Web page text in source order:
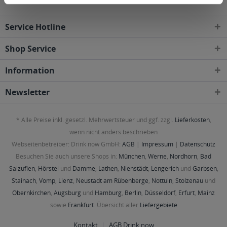
Service Hotline
Shop Service
Information
Newsletter
* Alle Preise inkl. gesetzl. Mehrwertsteuer und ggf. zzgl. Lieferkosten,
wenn nicht anders beschrieben
Webseitenbetreiber: Drink now GmbH: AGB | Impressum | Datenschutz
Besuchen Sie auch unsere Shops in: München, Werne, Nordhorn, Bad
Salzuflen, Hörstel und Damme, Lathen, Nienstädt, Lengerichund Garbsen,
Stainach, Vomp, Lienz, Neustadt am Rübenberge, Nottuln, Stolzenau und
Obernkirchen, Augsburg und Hamburg, Berlin, Düsseldorf, Erfurt, Mainz
sowie Frankfurt. Übersicht aller Liefergebiete
Kontakt AGB Drink now